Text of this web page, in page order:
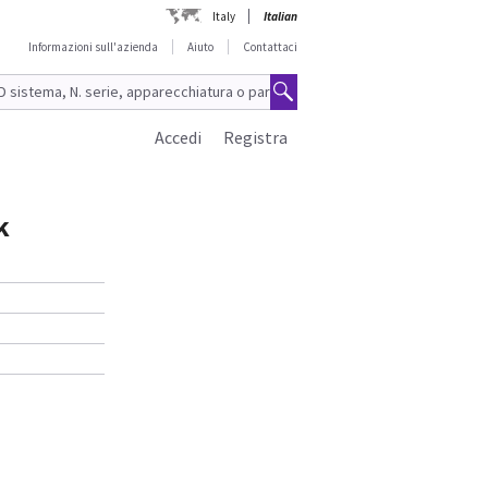
Italy
Italian
Informazioni sull'azienda
Aiuto Contattaci
Registra
Accedi